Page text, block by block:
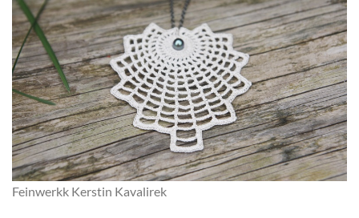
Feinwerkk Kerstin Kavalirek